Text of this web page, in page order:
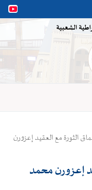
الشعبية
الثورة مع العقيد إعزورن
إعزورن محمد